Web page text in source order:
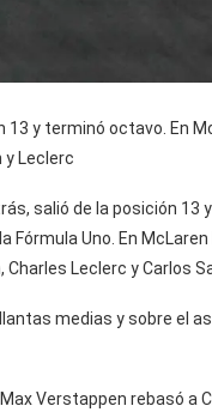
13 y terminó octavo. En
y Leclerc
salió de la posición
Fórmula Uno. En
Leclerc y Carlos
medias y sobre el
Verstappen rebasó a